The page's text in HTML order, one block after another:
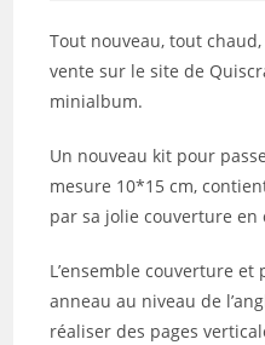
publication
Tout nouveau, tout
vente sur le site de
minialbum.
Un nouveau kit pour
mesure 10*15 cm,
par sa jolie couverture en
L’ensemble couverture
anneau au niveau de
réaliser des pages